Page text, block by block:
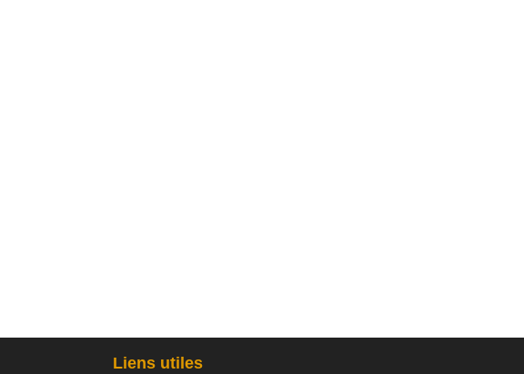
Liens utiles